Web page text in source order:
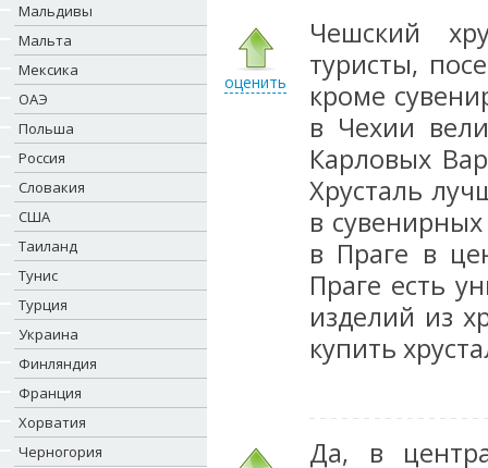
Мальдивы
Мальта
Мексика
ОАЭ
Польша
Россия
Словакия
США
Таиланд
Тунис
Турция
Украина
Финляндия
Франция
Хорватия
Черногория
оценить
Чешский
туристы,
кроме
в Чехии
Карловых
Хрусталь
в
в Праге в
Праге есть
изделий из
купить
Да, в